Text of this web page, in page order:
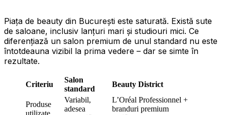
Piața de beauty din București este saturată. Există sute
de saloane, inclusiv lanțuri mari și studiouri mici. Ce
diferențiază un salon premium de unul standard nu este
întotdeauna vizibil la prima vedere – dar se simte în
rezultate.
Criteriu
Salon
standard
Beauty District
Produse
Variabil,
adesea
L’Oréal Professionnel +
branduri premium